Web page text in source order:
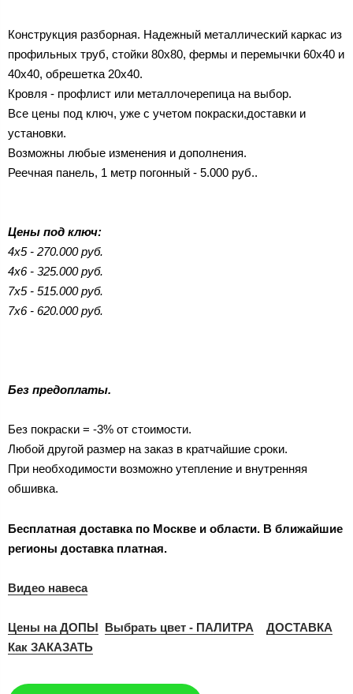
Конструкция разборная. Надежный металлический каркас из
профильных труб, стойки 80х80, фермы и перемычки 60х40 и
40х40, обрешетка 20х40.
Кровля - профлист или металлочерепица на выбор.
Все цены под ключ, уже с учетом покраски,доставки и
установки.
Возможны любые изменения и дополнения.
Реечная панель, 1 метр погонный - 5.000 руб..
Цены под ключ:
4х5 - 270.000 руб.
4х6 - 325.000 руб.
7х5 - 515.000 руб.
7х6 - 620.000 руб.
Без предоплаты.
Без покраски = -3% от стоимости.
Любой другой размер на заказ в кратчайшие сроки.
При необходимости возможно утепление и внутренняя
обшивка.
Бесплатная доставка по Москве и области. В ближайшие
регионы доставка платная.
Видео навеса
Цены на ДОПЫ Выбрать цвет - ПАЛИТРА
ДОСТАВКА
Как ЗАКАЗАТЬ